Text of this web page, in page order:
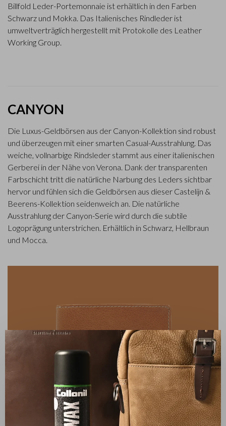
Billfold Leder-Portemonnaie ist erhältlich in den Farben
Schwarz und Mokka. Das Italienisches Rindleder ist
umweltverträglich hergestellt mit Protokolle des Leather
Working Group.
CANYON
Die Luxus-Geldbörsen aus der Canyon-Kollektion sind robust
und überzeugen mit einer smarten Casual-Ausstrahlung. Das
weiche, vollnarbige Rindsleder stammt aus einer italienischen
Gerberei in der Nähe von Verona. Dank der transparenten
Farbschicht tritt die natürliche Narbung des Leders sichtbar
hervor und fühlen sich die Geldbörsen aus dieser Castelijn &
Beerens-Kollektion seidenweich an. Die natürliche
Ausstrahlung der Canyon-Serie wird durch die subtile
Logoprägung unterstrichen. Erhältlich in Schwarz, Hellbraun
und Mocca.
✕